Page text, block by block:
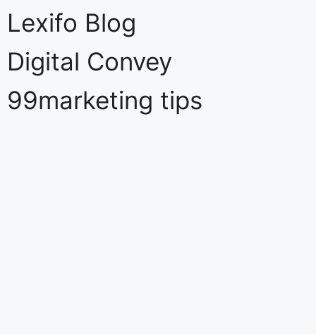
Lexifo Blog
Digital Convey
99marketing tips